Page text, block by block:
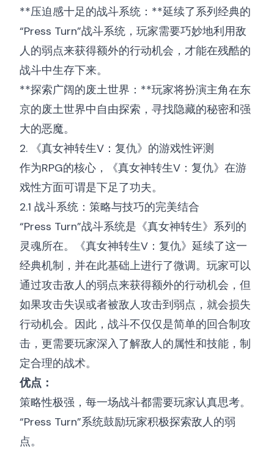
**压迫感十足的战斗系统：**延续了系列经典的
“Press Turn”战斗系统，玩家需要巧妙地利用敌
人的弱点来获得额外的行动机会，才能在残酷的
战斗中生存下来。
**探索广阔的废土世界：**玩家将扮演主角在东
京的废土世界中自由探索，寻找隐藏的秘密和强
大的恶魔。
2. 《真女神转生V：复仇》的游戏性评测
作为RPG的核心，《真女神转生V：复仇》在游
戏性方面可谓是下足了功夫。
2.1 战斗系统：策略与技巧的完美结合
“Press Turn”战斗系统是《真女神转生》系列的
灵魂所在。《真女神转生V：复仇》延续了这一
经典机制，并在此基础上进行了微调。玩家可以
通过攻击敌人的弱点来获得额外的行动机会，但
如果攻击失误或者被敌人攻击到弱点，就会损失
行动机会。因此，战斗不仅仅是简单的回合制攻
击，更需要玩家深入了解敌人的属性和技能，制
定合理的战术。
优点：
策略性极强，每一场战斗都需要玩家认真思考。
“Press Turn”系统鼓励玩家积极探索敌人的弱
点。